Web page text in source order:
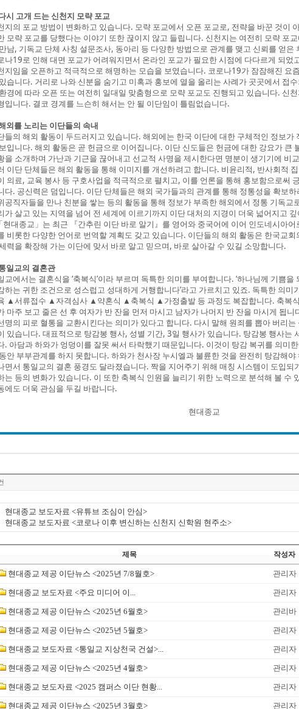
시 고개 드는 신천지 모략 포교
지의 포교 방법이 변화하고 있습니다. 모략 포교에서 오픈 포교로, 전략을 바꾼 것이
모략 포교를 당했다는 이야기 또한 끊이지 않고 들립니다. 신천지는 여전히 모략 포
남, 기독교 단체 사칭 설문조사, 동아리 등 다양한 방법으로 관계를 맺고 신뢰를 얻은
나19로 인해 대면 포교가 어려워지면서 온라인 포교가 필요한 시점에 다다르게 되었
지임을 오픈하고 적극적으로 해명하는 모습을 보였습니다. 코로나19가 잠잠해진 요
습니다. 거리로 나와 신분을 숨기고 미혹과 홍보에 열을 올리는 사례가 곳곳에서 접
경에 따라 오픈 또는 여전히 일대일 맞춤형으로 모략 포교도 진행되고 있습니다. 신
입니다. 결코 경계를 느슨히 해서는 안 될 이단임이 틀림없습니다.
외를 노리는 이단들의 속내
들의 해외 활동이 두드러지고 있습니다. 해외에는 한국 이단에 대한 구체적인 정보가
입니다. 해외 활동은 곧 헌금으로 이어집니다. 이단 신도들은 헌금에 대한 강요가 큰
을 소개하며 가난과 기근을 끊어내고 선교적 사명을 제시한다면 명분이 생기기에 비
이단 단체들은 해외 활동을 통해 이미지를 개선하려고 합니다. 비윤리적, 반사회적
의료, 교육 봉사 등 구호사업을 적극적으로 펼치고, 이를 언론을 통해 홍보함으로써
다. 공신력은 덤입니다. 이단 단체들은 해외 국가들과의 관계를 통해 정통성을 확보
공직자들을 만나 친분을 쌓는 등의 활동을 통해 정보가 부족한 해외에서 정통 기독교
가 살고 있는 지역을 넘어 전 세계에 이르기까지 이단 대처의 지경이 더욱 넓어지고
현대종교」는 최근 『간추린 이단 바로 알기』를 영어와 중국어에 이어 인도네시아
비롯한 다양한 언어로 번역할 계획도 갖고 있습니다. 이단들의 해외 활동은 한국교
력을 확장해 가는 이단에 맞서 바로 알고 믿으며, 바로 살아갈 수 있길 소망합니다.
일교의 결혼관
교에서는 결혼식을 ‘축복식’이라 부르며 독특한 의미를 부여합니다. ‘하나님께 기쁨
하는 귀한 조건으로 성스럽고 성대하게 거행합니다’라고 가르치고 있죠. 독특한 의
▲서류접수 ▲자격심사 ▲약혼식 ▲축복식 ▲가정출발 등 과정도 복잡합니다. 축복식
마주 보고 줄은 선 후 여자가 반 잔을 먼저 마시고 남자가 나머지 반 잔을 마시게 됩
명의 피로 혈통을 교환시킨다는 의미가 있다고 합니다. 다시 말해 원죄를 뽑아 버리
있습니다. 대표적으로 탕감봉 행사, 성별 기간, 3일 행사가 있습니다. 탕감봉 행사는
. 아담과 하와가 엉덩이를 잘못 써서 타락했기 때문입니다. 이것이 탕감 복귀를 의미
안 부부관계를 하지 못합니다. 하와가 천사장 누시엘과 불륜한 것을 완전히 탕감해
면서 통일교의 결혼 풍경도 달라졌습니다. 짝을 지어주기 위해 매칭 시스템이 도입되
는 등의 변화가 있습니다. 이 또한 축복식 인원을 늘리기 위한 노력으로 분석해 볼 수
에도 더욱 관심을 두길 바랍니다.
현대종교
현대종교 보도자료 <유튜브 조심이 안심>
현대종교 보도자료 <코로나 이후 변신하는 신천지 신학원 현주소>
제목 작성자
현대종교 제공 이단뉴스 <2025년 7/8월호> 관리자
현대종교 보도자료 <​주요 미디어 이... 관리자
현대종교 제공 이단뉴스 <2025년 6월호> 관리바
현대종교 제공 이단뉴스 <2025년 5월호> 관리자
현대종교 보도자료 <통일교 지상천국 건설>... 관리자
현대종교 제공 이단뉴스 <2025년 4월호> 관리자
현대종교 보도자료 <2025 캠퍼스 이단 현황... 관리자
현대종교 제공 이단뉴스 <2025년 3월호> 관리자